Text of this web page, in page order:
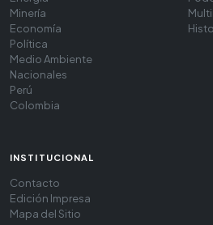
Minería
Economía
Política
Medio Ambiente
Nacionales
Perú
Colombia
INSTITUCIONAL
Contacto
Edición Impresa
Mapa del Sitio